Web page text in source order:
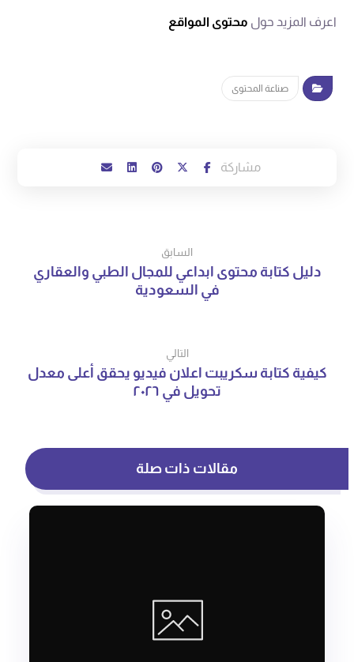
اعرف المزيد حول محتوى المواقع
صناعة المحتوى
السابق
دليل كتابة محتوى ابداعي للمجال الطبي والعقاري
في السعودية
التالي
كيفية كتابة سكريبت اعلان فيديو يحقق أعلى معدل
تحويل في ٢٠٢٦
مقالات ذات صلة